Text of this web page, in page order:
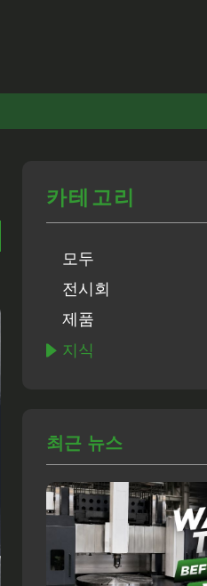
카테고리
모두
전시회
제품
지식
최근 뉴스